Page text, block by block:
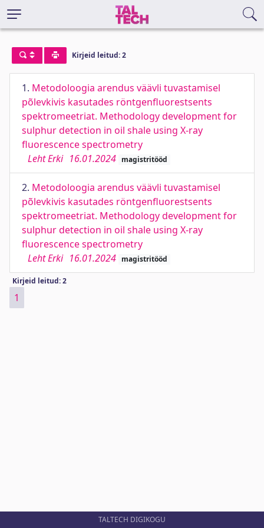
Kirjeid leitud: 2
1. Metodoloogia arendus väävli tuvastamisel
põlevkivis kasutades röntgenfluorestsents
spektromeetriat. Methodology development for
sulphur detection in oil shale using X-ray
fluorescence spectrometry
Leht Erki 16.01.2024 magistritööd
2. Metodoloogia arendus väävli tuvastamisel
põlevkivis kasutades röntgenfluorestsents
spektromeetriat. Methodology development for
sulphur detection in oil shale using X-ray
fluorescence spectrometry
Leht Erki 16.01.2024 magistritööd
Kirjeid leitud: 2
1
TALTECH DIGIKOGU